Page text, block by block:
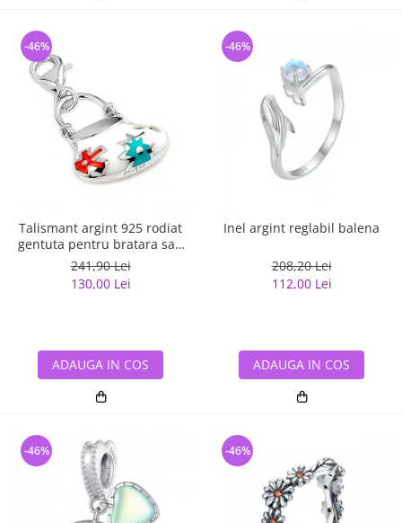
Talismant argint 925 rodiat
gentuta pentru bratara sau
lant
241,90 Lei
130,00 Lei
-46%
ADAUGA IN COS
Inel argint reglabil balena
208,20 Lei
112,00 Lei
-46%
ADAUGA IN COS
-46% -46%